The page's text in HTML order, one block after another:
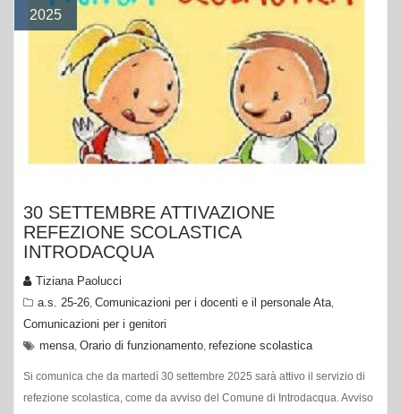
30 SETTEMBRE ATTIVAZIONE
INTRODACQUA
Tiziana Paolucci
a.s. 25-26, Comunicazioni per i docenti e il personale Ata
Comunicazioni per i genitori
mensa,Orario di funzionamento,refezione scolastica
Si comunica che da martedì 30 settembre 2025 sarà attivo il servizio di
refezione scolastica, come da avviso del Comune di Introdacqua. Avviso
ed orari plesso_Introdacqua.